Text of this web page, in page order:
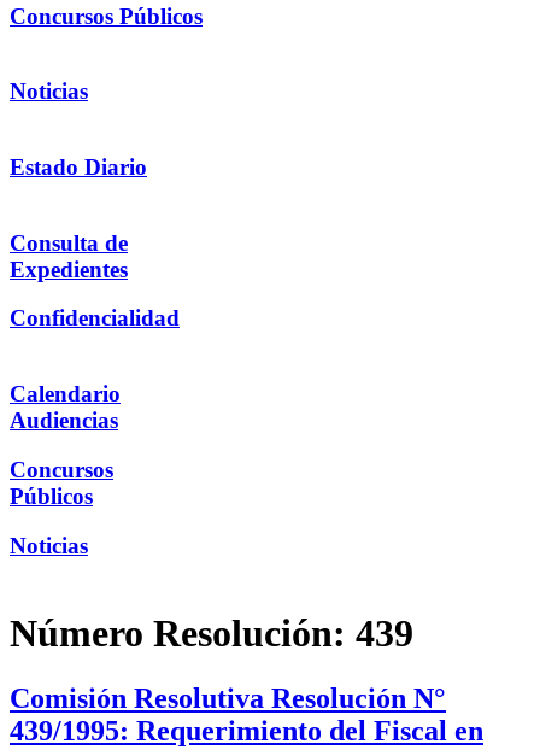
Concursos Públicos
Noticias
Estado Diario
Consulta de
Expedientes
Confidencialidad
Calendario
Audiencias
Concursos
Públicos
Noticias
Número Resolución: 439
Comisión Resolutiva Resolución N°
439/1995: Requerimiento del Fiscal en